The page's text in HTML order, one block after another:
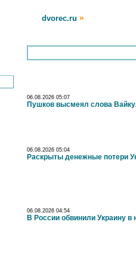
dvorec.ru »
06.08.2026 05:07
Пушков высмеял слова
06.08.2026 05:04
Раскрыты денежные потери
06.08.2026 04:54
В России обвинили Украину